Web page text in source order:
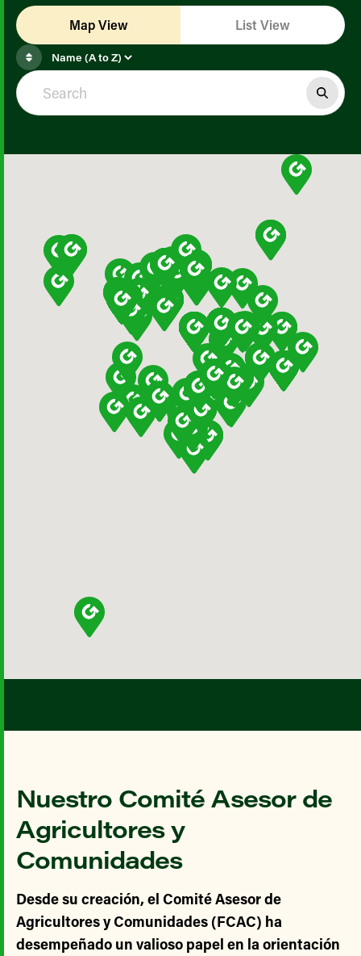
Map View List View
Nuestro Comité Asesor de
Agricultores y
Comunidades
Desde su creación, el Comité Asesor de
Agricultores y Comunidades (FCAC) ha
desempeñado un valioso papel en la orientación